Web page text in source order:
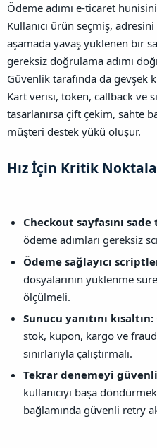
Ödeme adımı e-ticaret
Kullanıcı ürün seçmiş,
aşamada yavaş yüklenen bir
gereksiz doğrulama adımı
Güvenlik tarafında da
Kart verisi, token, callback ve
tasarlanırsa çift çekim, sahte
müşteri destek yükü oluşur.
Hız İçin Kritik
Checkout sayfasını
ödeme adımları gereksiz
Ödeme sağlayıcı
dosyalarının yüklenme
ölçülmeli.
Sunucu yanıtını kısaltın:
stok, kupon, kargo ve
sınırlarıyla çalıştırmalı.
Tekrar denemeyi
kullanıcıyı başa
bağlamında güvenli retry